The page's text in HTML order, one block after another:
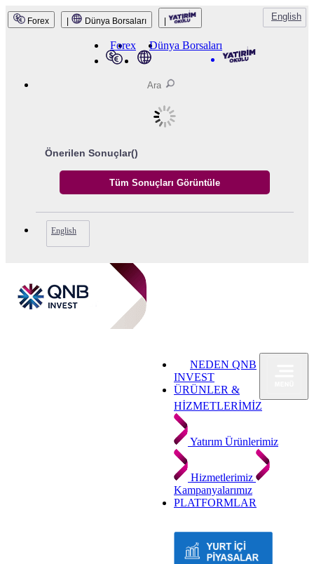
QNB Invest
Forex Dünya Borsaları English
Forex Dünya Borsaları
Önerilen Sonuçlar()
English
NEDEN QNB
INVEST
ÜRÜNLER &
HİZMETLERİMİZ
Yatırım Ürünlerimiz
Hizmetlerimiz
Kampanyalarımız
PLATFORMLAR